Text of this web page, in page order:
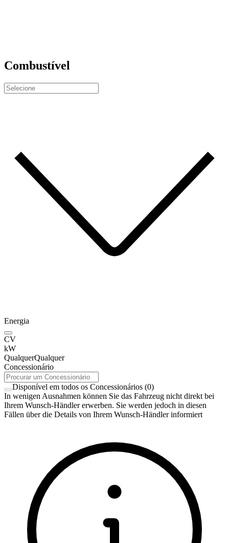
Combustível
Energia
CV
kW
QualquerQualquer
Concessionário
Disponível em todos os Concessionários (0)
In wenigen Ausnahmen können Sie das Fahrzeug nicht direkt bei
Ihrem Wunsch-Händler erwerben. Sie werden jedoch in diesen
Fällen über die Details von Ihrem Wunsch-Händler informiert